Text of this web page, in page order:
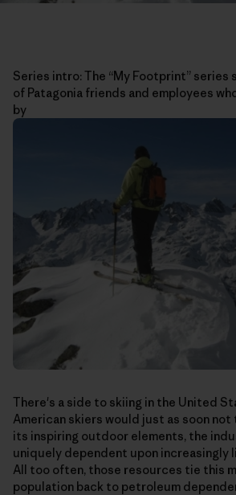
Series intro: The “My Footprint” series
of Patagonia friends and employees
by
There's a side to skiing in the United
American skiers would just as soon not
its inspiring outdoor elements, the
uniquely dependent upon increasingly
All too often, those resources tie this
population back to petroleum